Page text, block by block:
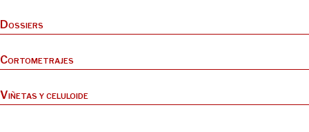
Dossiers
Cortometrajes
Viñetas y celuloide